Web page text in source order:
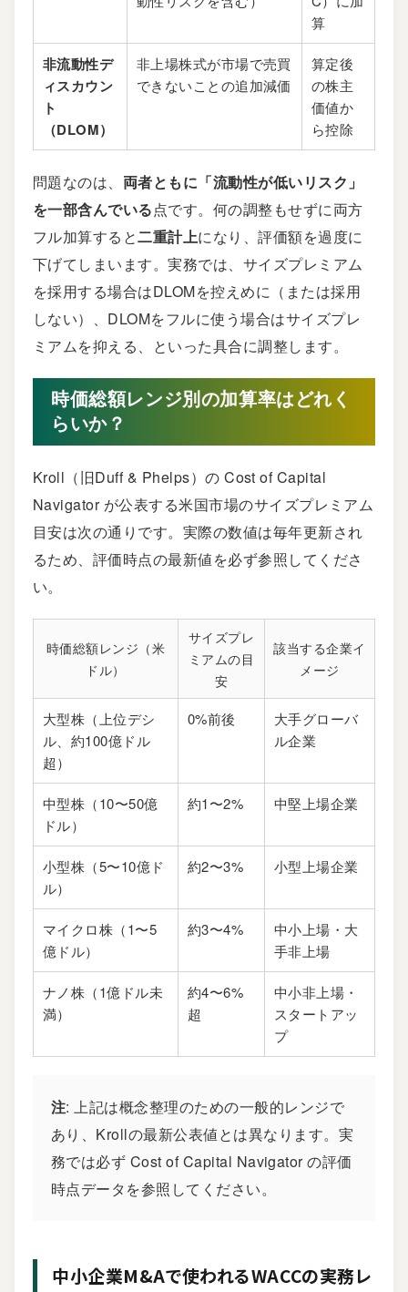
算
非流動性デ
ィスカウン
ト
（DLOM）
非上場株式が市場で売買
できないことの追加減価
算定後
の株主
価値か
ら控除
問題なのは、 両者ともに「流動性が低いリスク」
を一部含んでいる点です。何の調整もせずに両方
フル加算すると二重計上になり、評価額を過度に
下げてしまいます。実務では、サイズプレミアム
を採用する場合はDLOMを控えめに（または採用
しない）、DLOMをフルに使う場合はサイズプレ
ミアムを抑える、といった具合に調整します。
時価総額レンジ別の加算率はどれく
らいか？
Kroll（旧Duff & Phelps）の Cost of Capital
Navigator が公表する米国市場のサイズプレミアム
目安は次の通りです。実際の数値は毎年更新され
るため、評価時点の最新値を必ず参照してくださ
い。
時価総額レンジ（米
ドル）
サイズプレ
ミアムの目
安
該当する企業イ
メージ
大型株（上位デシ
ル、約100億ドル
超）
0%前後
大手グローバ
ル企業
中型株（10〜50億
ドル）
約1〜2% 中堅上場企業
小型株（5〜10億ド
ル）
約2〜3% 小型上場企業
マイクロ株（1〜5
億ドル）
約3〜4%
中小上場・大
手非上場
ナノ株（1億ドル未
満）
約4〜6%
超
中小非上場・
スタートアッ
プ
注: 上記は概念整理のための一般的レンジで
あり、Krollの最新公表値とは異なります。実
務では必ず Cost of Capital Navigator の評価
時点データを参照してください。
中小企業M&Aで使われるWACCの実務レ